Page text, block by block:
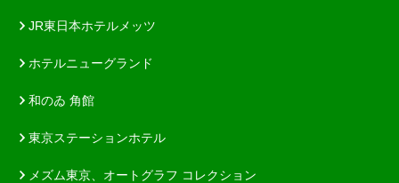
JR東日本ホテルメッツ
ホテルニューグランド
和のゐ 角館
東京ステーションホテル
メズム東京、オートグラフ コレクション